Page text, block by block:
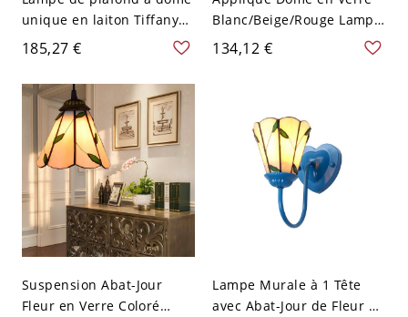
unique en laiton Tiffany
avec coquille et
décoration de bijoux, 5"
de largeur
185,27 €
Blanc/Beige/Rouge Lampe
Murale à 1 Ampoule Style
Tiffany avec Design
134,12 €
Suspension Abat-Jour
Fleur en Verre Coloré
Lampe Murale à 1 Tête
avec Abat-Jour de Fleur en